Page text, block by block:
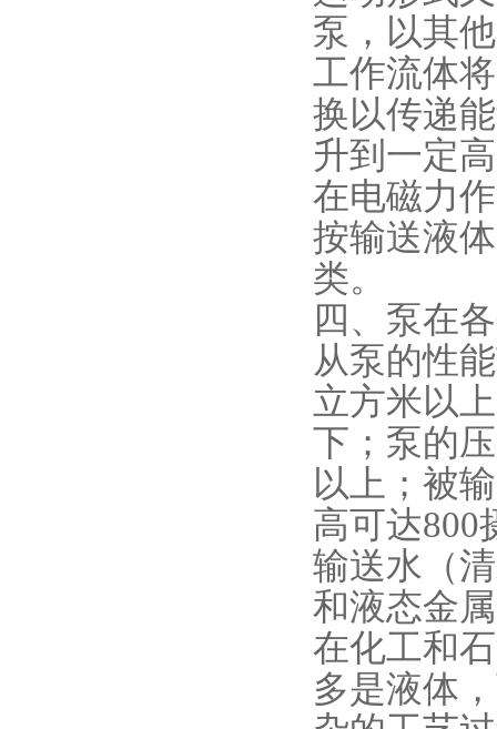
泵，以其
工作流体
换以传递
升到一定
在电磁力
按输送液
类。
四、泵在
从泵的性
立方米以
下；泵的
以上；被
高可达800
输送水（
和液态金
在化工和
多是液体